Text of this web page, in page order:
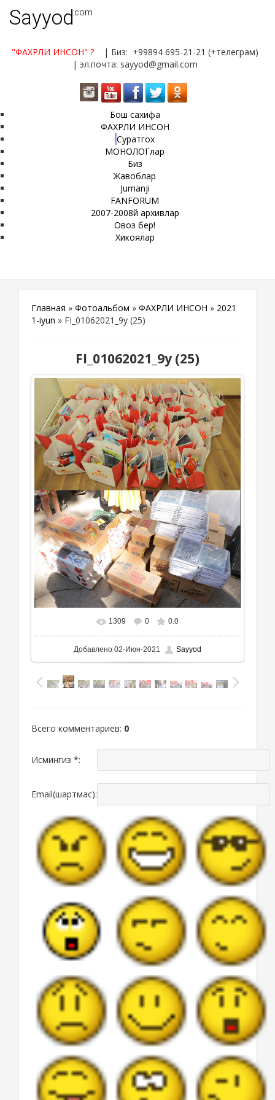
Sayyod.com
"ФАХРЛИ ИНСОН" ?
| Биз: +99894 695-21-21 (+телеграм)
| эл.почта: sayyod@gmail.com
Бош сахифа
ФАХРЛИ ИНСОН
Суратгох
МОНОЛОГлар
Биз
Жавоблар
Jumanji
FANFORUM
2007-2008й архивлар
Овоз бер!
Хикоялар
Главная » Фотоальбом » ФАХРЛИ ИНСОН » 2021
1-iyun » FI_01062021_9y (25)
FI_01062021_9y (25)
В реальном размере 997x1111
1309 0 0.0
Добавлено 02-Июн-2021 Sayyod
Всего комментариев: 0
Исмингиз *:
Email(шартмас):